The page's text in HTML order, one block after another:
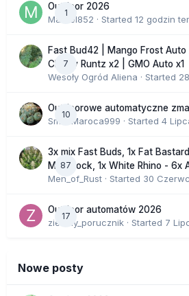
1
Outdoor 2026
Marcel852 · Started 12 godzin
7
Fast Bud42 | Mango Frost Auto
Cherry Runtz x2 | GMO Auto x1
Wesoły Ogród Aliena · Started
10
Outdoorowe automatyczne
SmakMaroca999 · Started 4
87
3x mix Fast Buds, 1x Fat
Moonrock, 1x White Rhino - 6x
Men_of_Rust · Started 30
17
Outdoor automatów 2026
zielony_porucznik · Started 7
Nowe posty